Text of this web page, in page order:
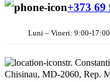
+373 69
Luni – Vineri: 9:00-17:00
str.
Chisinau, MD-2060, Rep.